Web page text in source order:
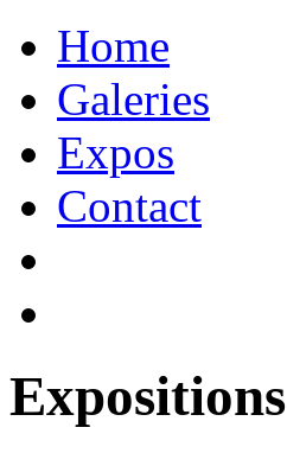
Home
Galeries
Expos
Contact
Expositions